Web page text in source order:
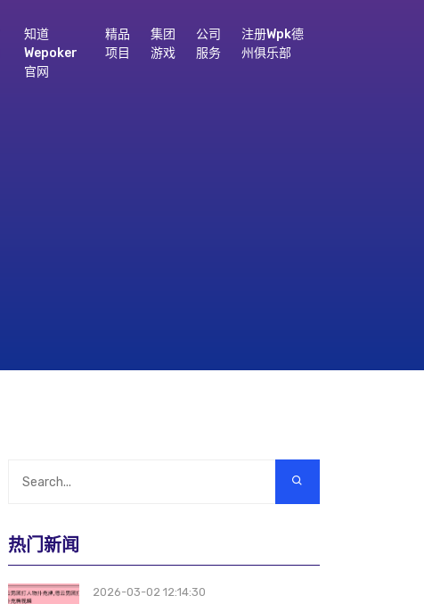
知道
Wepoker
官网
精品
项目
集团
游戏
公司
服务
注册wpk德
州俱乐部
热门新闻
2026-03-02 12:14:30